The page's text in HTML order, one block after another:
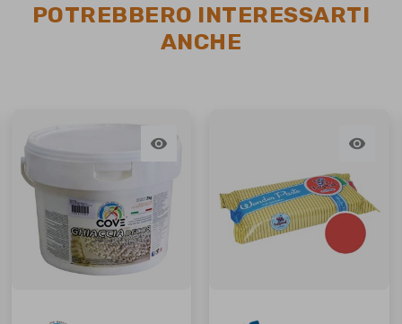
POTREBBERO INTERESSARTI
ANCHE
 